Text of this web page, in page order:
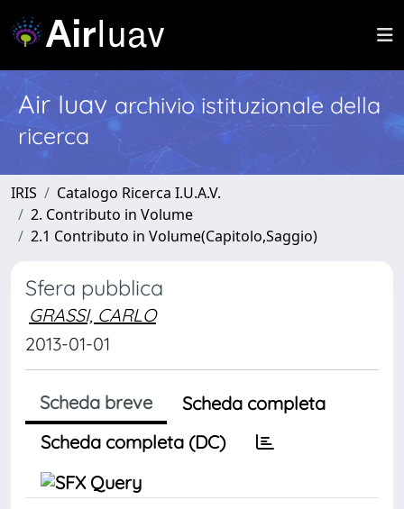
Air Iuav archivio istituzionale della
ricerca
IRIS
Catalogo Ricerca I.U.A.V.
2. Contributo in Volume
2.1 Contributo in Volume(Capitolo,Saggio)
Sfera pubblica
GRASSI, CARLO
2013-01-01
Scheda breve
Scheda completa
Scheda completa (DC)